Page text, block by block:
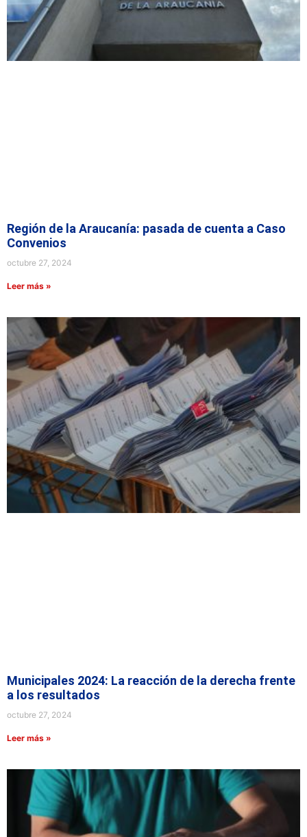
Región de la Araucanía: pasada de cuenta a Caso
Convenios
octubre 27, 2024
Leer más »
Municipales 2024: La reacción de la derecha frente
a los resultados
octubre 27, 2024
Leer más »